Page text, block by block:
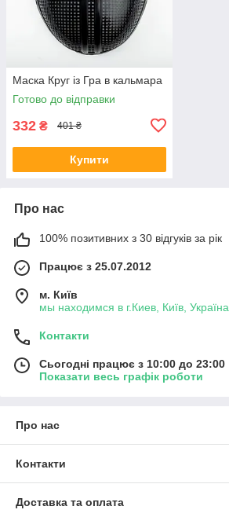
Маска Круг із Гра в кальмара
Готово до відправки
332 ₴ 401 ₴
Купити
Про нас
100% позитивних з 30 відгуків за рік
Працює з 25.07.2012
м. Київ
мы находимся в г.Киев, Київ, Україна
Контакти
Сьогодні працює з 10:00 до 23:00
Показати весь графік роботи
Про нас
Контакти
Доставка та оплата